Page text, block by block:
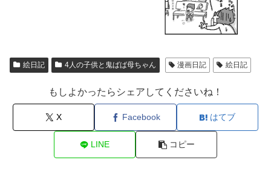
絵日記 4人の子供と鬼ばば母ちゃん 漫画日記 絵日記
もしよかったらシェアしてくださいね！
X Facebook はてブ
LINE コピー